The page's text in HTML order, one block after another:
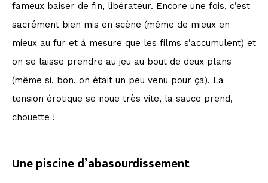
fameux baiser de fin, libérateur. Encore une fois, c’est
sacrément bien mis en scène (même de mieux en
mieux au fur et à mesure que les films s’accumulent) et
on se laisse prendre au jeu au bout de deux plans
(même si, bon, on était un peu venu pour ça). La
tension érotique se noue très vite, la sauce prend,
chouette !
Une piscine d’abasourdissement